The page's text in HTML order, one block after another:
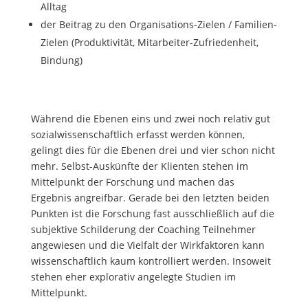
Alltag
der Beitrag zu den Organisations-Zielen / Familien-
Zielen (Produktivität, Mitarbeiter-Zufriedenheit,
Bindung)
Während die Ebenen eins und zwei noch relativ gut
sozialwissenschaftlich erfasst werden können,
gelingt dies für die Ebenen drei und vier schon nicht
mehr. Selbst-Auskünfte der Klienten stehen im
Mittelpunkt der Forschung und machen das
Ergebnis angreifbar. Gerade bei den letzten beiden
Punkten ist die Forschung fast ausschließlich auf die
subjektive Schilderung der Coaching Teilnehmer
angewiesen und die Vielfalt der Wirkfaktoren kann
wissenschaftlich kaum kontrolliert werden. Insoweit
stehen eher explorativ angelegte Studien im
Mittelpunkt.